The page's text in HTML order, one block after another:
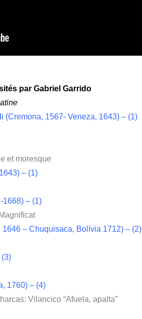
par Gabriel Garrido
1567- Veneza, 1643) – (1)
et moresque
– (1)
1668) – (1)
– Chuquisaca, Bolívia 1712) – (2)
1760) – (4)
Vilancico “Afuela, apalta”